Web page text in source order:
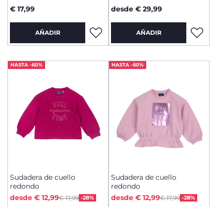
€ 17,99
AÑADIR
desde € 29,99
AÑADIR
HASTA -60%
Sudadera de cuello
redondo
Price reduced from
€ 17,99 -28%
to
desde € 12,99
HASTA -60%
Sudadera de cuello
redondo
Price reduced from
€ 17,99 -28%
to
desde € 12,99